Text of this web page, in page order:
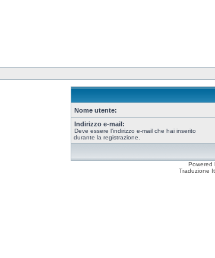
Nome utente:
Indirizzo e-mail:
Deve essere l’indirizzo e-mail che hai inserito
durante la registrazione.
Powered
Traduzione